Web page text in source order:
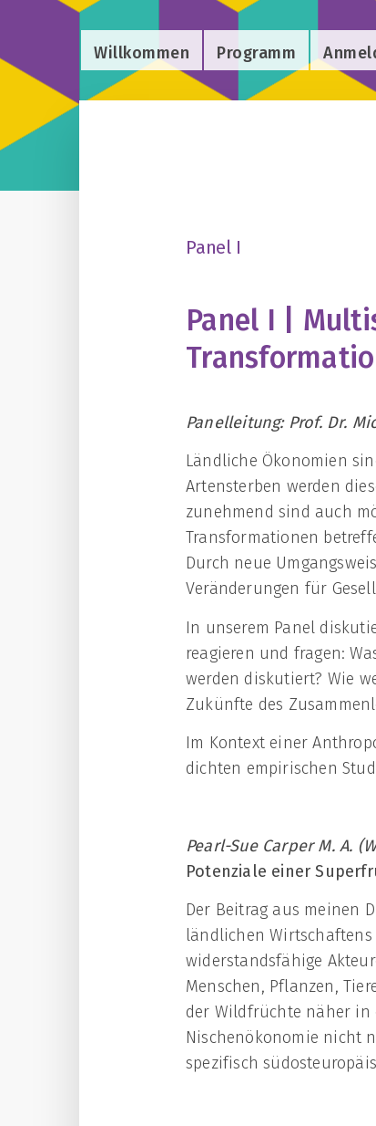
Willkommen Programm
Panel I
Panel I |
Panelleitung: Prof. Dr.
Ländliche Ökonomien
Artensterben werden
zunehmend sind auch
Transformationen
Durch neue
Veränderungen für
In unserem Panel
reagieren und fragen:
werden diskutiert? Wie
Zukünfte des
Im Kontext einer
dichten empirischen
Pearl-Sue Carper M. A.
Potenziale einer
Der Beitrag aus meinen
ländlichen
widerstandsfähige
Menschen, Pflanzen,
der Wildfrüchte näher in
Nischenökonomie nicht
spezifisch